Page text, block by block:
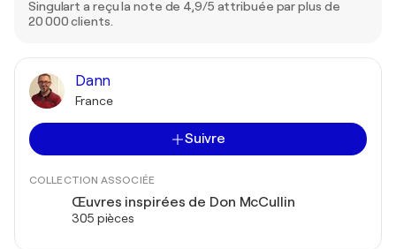
Singulart a reçu la note de 4,9/5 attribuée par plus de
20 000 clients.
Dann
France
Suivre
COLLECTION ASSOCIÉE
Œuvres inspirées de Don McCullin
305 pièces